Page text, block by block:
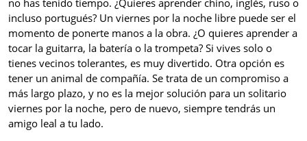
incluso portugués? Un viernes por la noche libre puede ser el
momento de ponerte manos a la obra. ¿O quieres aprender a
tocar la guitarra, la batería o la trompeta? Si vives solo o
tienes vecinos tolerantes, es muy divertido. Otra opción es
tener un animal de compañía. Se trata de un compromiso a
más largo plazo, y no es la mejor solución para un solitario
viernes por la noche, pero de nuevo, siempre tendrás un
amigo leal a tu lado.